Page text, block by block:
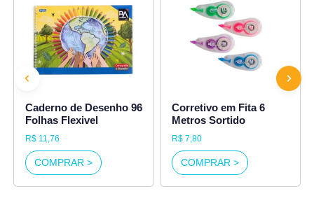
Previous
Caderno de Desenho 96
Folhas Flexivel
R$ 11,76
COMPRAR >
Corretivo em Fita 6
Metros Sortido
R$ 7,80
COMPRAR >